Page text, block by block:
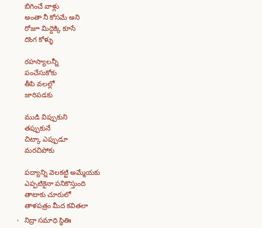
బిగించే వాళ్లు
అంతా నీ కోసమే అని
రోజూ మిద్దెక్కి కూసే
దొంగ కోళ్ళు
రహస్యాలన్నీ
పంచేసుకోకు
తీపి వలల్లో
జారిపడకు
ముడి విప్పుకుని
తప్పుకునే
చిట్కా ఎప్పుడూ
మరచిపోకు
పద్యాన్ని వెలకట్టి అమ్మేయకు
ఎప్పటికైనా పనికొస్తుంది
తాటాకు చూరులో
తాళపత్రం మీద కవితలా
నిద్రా సమాధి స్థితిః